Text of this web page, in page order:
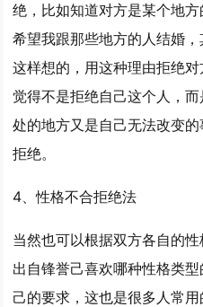
绝，比如知道对方是某个地
希望我跟那些地方的人结婚
这样想的，用这种理由拒绝
觉得不是拒绝自己这个人，
处的地方又是自己无法改变
拒绝。
4、性格不合拒绝法
当然也可以根据双方各自的
出自锋誉己喜欢哪种性格类
己的要求，这也是很多人常用